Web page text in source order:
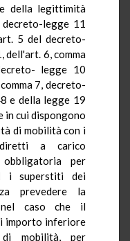
della legittimità
legge 11
5 del decreto-
dell'art. 6, comma
legge 10
7, decreto-
e della legge 19
in cui dispongono
di mobilità con i
diretti a carico
obbligatoria per
i superstiti dei
prevedere la
nel caso che il
importo inferiore
mobilità, per